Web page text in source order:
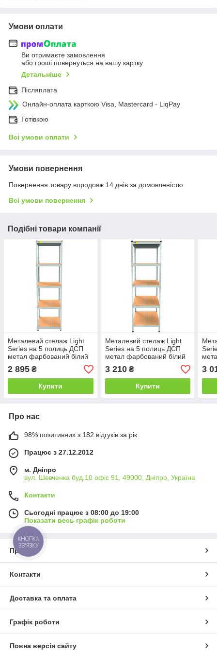
Умови оплати
Ви отримаєте замовлення
або гроші повернуться на вашу картку
Детальніше
Післяплата
Онлайн-оплата карткою Visa, Mastercard - LiqPay
Готівкою
Всі умови оплати
Умови повернення
Повернення товару впродовж 14 днів за домовленістю
Всі умови повернення
Подібні товари компанії
Металевий стелаж Light
Series на 5 полиць ДСП
метал фарбований білий
MRL 2400х600x450 мм
(Emby-ТМ)
2 895 ₴
Купити
Металевий стелаж Light
Series на 5 полиць ДСП
метал фарбований білий
MRL 2400х600x600 мм
(Emby-ТМ)
3 210₴
Купити
ТМ)
3
Про нас
98% позитивних з 182 відгуків за рік
Працює з 27.12.2012
м. Дніпро
вул. Шевченка буд.10 офіс 91, 49000, Дніпро, Україна
Контакти
Сьогодні працює з 08:00 до 19:00
Показати весь графік роботи
Про нас
Контакти
Доставка та оплата
Графік роботи
Повна версія сайту
КНОПКА
ЗВ'ЯЗКУ